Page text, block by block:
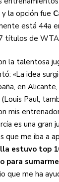
la opción fue
está 44a
títulos de WTA
la talentosa
«La idea
en
Paul,
mis
es una gran
que me iba a
estuvo top
para sumarme
que me ha